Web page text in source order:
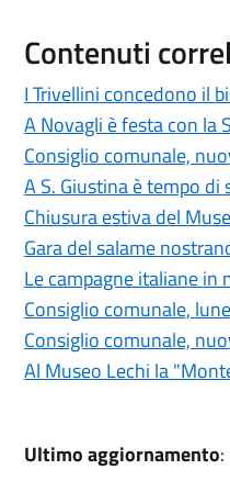
Contenuti
I Trivellini concedono il
A Novagli è festa con la
Consiglio comunale,
A S. Giustina è tempo
Chiusura estiva del
Gara del salame
Le campagne italiane in
Consiglio comunale,
Consiglio comunale,
Al Museo Lechi la
Ultimo aggiornamento